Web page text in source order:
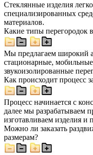
Стеклянные изделия
специализированных
материалов.
Какие типы перегородок
Мы предлагаем широкий
стационарные,
звукоизолированные
Как происходит процесс
Процесс начинается с
далее мы разрабатываем
изготавливаем изделия и
Можно ли заказать
размерам?